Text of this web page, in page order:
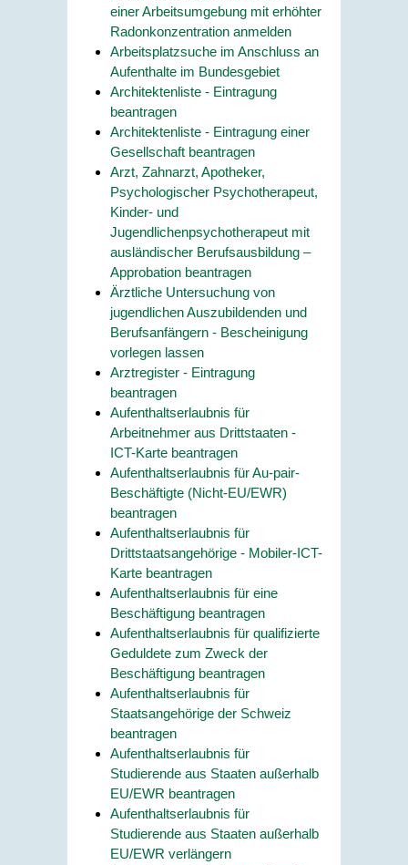
einer Arbeitsumgebung mit erhöhter
Radonkonzentration anmelden
Arbeitsplatzsuche im Anschluss an
Aufenthalte im Bundesgebiet
Architektenliste - Eintragung
beantragen
Architektenliste - Eintragung einer
Gesellschaft beantragen
Arzt, Zahnarzt, Apotheker,
Psychologischer Psychotherapeut,
Kinder- und
Jugendlichenpsychotherapeut mit
ausländischer Berufsausbildung –
Approbation beantragen
Ärztliche Untersuchung von
jugendlichen Auszubildenden und
Berufsanfängern - Bescheinigung
vorlegen lassen
Arztregister - Eintragung
beantragen
Aufenthaltserlaubnis für
Arbeitnehmer aus Drittstaaten -
ICT-Karte beantragen
Aufenthaltserlaubnis für Au-pair-
Beschäftigte (Nicht-EU/EWR)
beantragen
Aufenthaltserlaubnis für
Drittstaatsangehörige - Mobiler-ICT-
Karte beantragen
Aufenthaltserlaubnis für eine
Beschäftigung beantragen
Aufenthaltserlaubnis für qualifizierte
Geduldete zum Zweck der
Beschäftigung beantragen
Aufenthaltserlaubnis für
Staatsangehörige der Schweiz
beantragen
Aufenthaltserlaubnis für
Studierende aus Staaten außerhalb
EU/EWR beantragen
Aufenthaltserlaubnis für
Studierende aus Staaten außerhalb
EU/EWR verlängern